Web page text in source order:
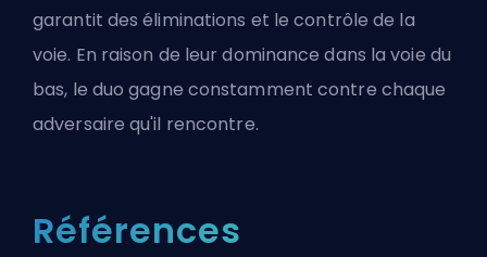
garantit des éliminations et le contrôle de la
voie. En raison de leur dominance dans lavoie du
bas, le duo gagne constamment contre chaque
adversaire qu'il rencontre.
Références